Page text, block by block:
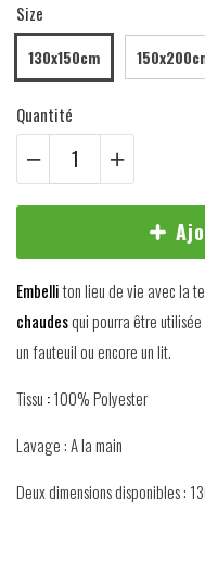
Size
130x150cm
Quantité
Embelliton lieu de vie avec la
chaudesqui pourra être
un fauteuil ou encore un lit.
Tissu :100% Polyester
Lavage : A la main
Deux dimensions disponibles :